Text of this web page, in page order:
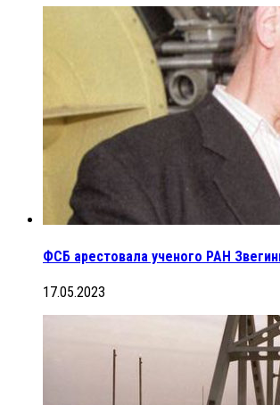
ФСБ арестовала ученого РАН
17.05.2023